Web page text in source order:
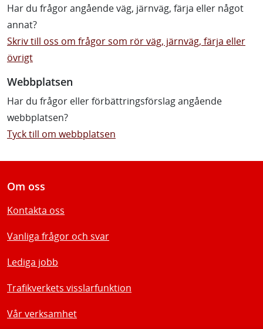
Har du frågor angående väg, järnväg, färja eller något
annat?
Skriv till oss om frågor som rör väg, järnväg, färja eller
övrigt
Webbplatsen
Har du frågor eller förbättringsförslag angående
webbplatsen?
Tyck till om webbplatsen
Om oss
Kontakta oss
Vanliga frågor och svar
Lediga jobb
Trafikverkets visslarfunktion
Vår verksamhet